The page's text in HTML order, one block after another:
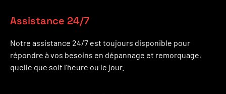
Assistance 24/7
Notre assistance 24/7 est toujours disponible pour
répondre à vos besoins en dépannage et remorquage,
quelle que soit l’heure ou le jour.